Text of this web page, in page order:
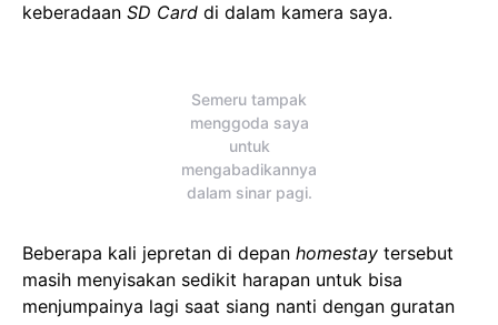
keberadaan SD Card di dalam kamera saya.
Semeru tampak
menggoda saya
untuk
mengabadikannya
dalam sinar pagi.
Beberapa kali jepretan di depan homestay tersebut
masih menyisakan sedikit harapan untuk bisa
menjumpainya lagi saat siang nanti dengan guratan